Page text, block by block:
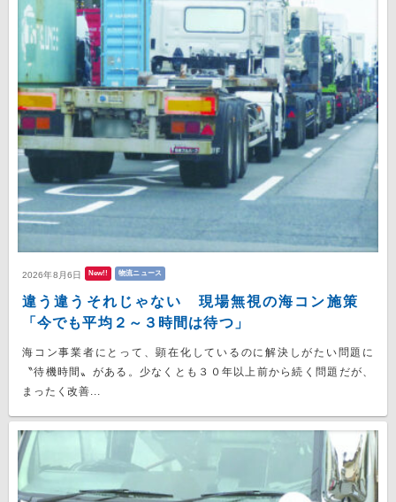
2026年8月6日 New!! 物流ニュース
違う違うそれじゃない 現場無視の海コン施策
「今でも平均２～３時間は待つ」
海コン事業者にとって、顕在化しているのに解決しがたい問題に
〝待機時間〟がある。少なくとも３０年以上前から続く問題だが、
まったく改善...